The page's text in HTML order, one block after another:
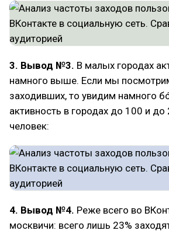
3. Вывод №3. В малых городах
намного выше. Если мы
заходивших, то увидим намного
активность в городах до 100 и
человек:
4. Вывод №4. Реже всего во
москвичи: всего лишь 23%